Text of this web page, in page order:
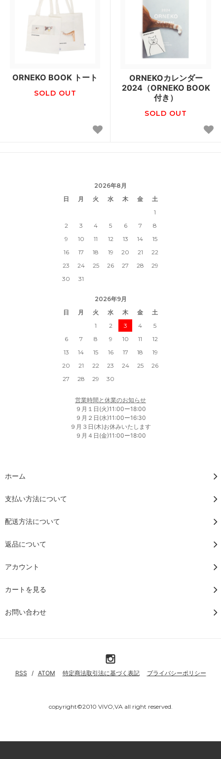
ORNEKO BOOK トート
SOLD OUT
ORNEKOカレンダー
2024（ORNEKO BOOK
付き）
SOLD OUT
2026年8月
日
月 火 水 木 金
土
1
2
3 4 5 6 7
8
9
10 11 12 13 14
15
16
17 18 19 20 21
22
23
24 25 26 27 28
29
30
31
2026年9月
日
月 火 水 木 金
土
1
2 3 4
5
6
7 8 9 10 11
12
13
14 15 16 17 18
19
20
21 22 23 24 25
26
27
28 29 30
営業時間と休業のお知らせ
９月１日(火)11:00ー18:00
９月２日(水)11:00ー16:30
９月３日(木)お休みいたします
９月４日(金)11:00ー18:00
ホーム
支払い方法について
配送方法について
返品について
アカウント
カートを見る
お問い合わせ
RSS / ATOM 特定商法取引法に基づく表記 プライバシーポリシー
copyright©2010 ViVO,VA all right reserved.